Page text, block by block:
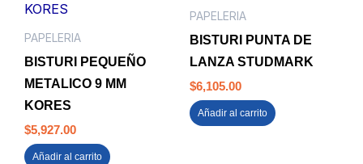
PAPELERIA
BISTURI PEQUEÑO
METALICO 9 MM
KORES
$5,927.00
Añadir al carrito
PAPELERIA
BISTURI PUNTA DE
LANZA STUDMARK
$6,105.00
Añadir al carrito